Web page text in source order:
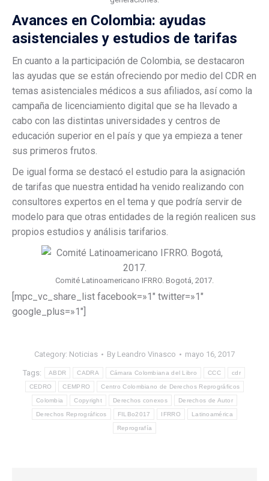
Avances en Colombia: ayudas
asistenciales y estudios de tarifas
En cuanto a la participación de Colombia, se destacaron
las ayudas que se están ofreciendo por medio del CDR en
temas asistenciales médicos a sus afiliados, así como la
campaña de licenciamiento digital que se ha llevado a
cabo con las distintas universidades y centros de
educación superior en el país y que ya empieza a tener
sus primeros frutos.
De igual forma se destacó el estudio para la asignación
de tarifas que nuestra entidad ha venido realizando con
consultores expertos en el tema y que podría servir de
modelo para que otras entidades de la región realicen sus
propios estudios y análisis tarifarios.
Comité Latinoamericano IFRRO. Bogotá, 2017.
[mpc_vc_share_list facebook=»1″ twitter=»1″
google_plus=»1″]
Category: Noticias By Leandro Vinasco mayo 16, 2017
Tags: ABDR CADRA Cámara Colombiana del Libro CCC cdr
CEDRO CEMPRO Centro Colombiano de Derechos Reprográficos
Colombia Copyright Derechos conexos Derechos de Autor
Derechos Reprográficos FILBo2017 IFRRO Latinoamérica
Reprografía